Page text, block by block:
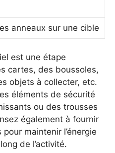
anneaux sur une cible
est une étape
cartes, des boussoles,
objets à collecter, etc.
éléments de sécurité
ou des trousses
également à fournir
maintenir l’énergie
de l’activité.